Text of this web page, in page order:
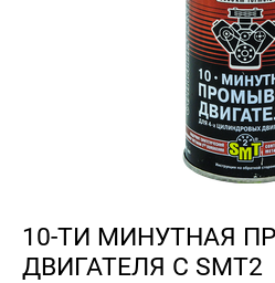
10-ТИ МИНУТНАЯ
ДВИГАТЕЛЯ С SMT2